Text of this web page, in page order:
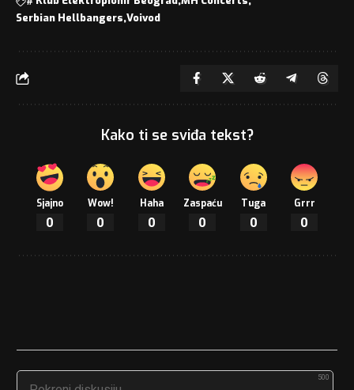
Serbian Hellbangers Voivod
Kako ti se sviđa tekst?
Sjajno
0
Wow!
0
Haha
0
Zaspaću
0
Tuga
0
Grrr
0
500